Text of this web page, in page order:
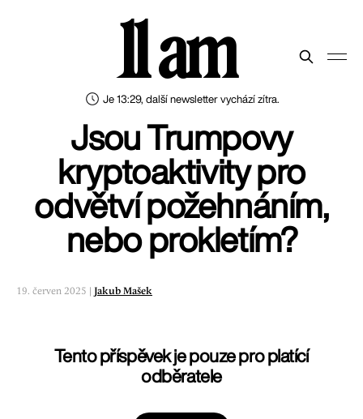
Je 13:29, další newsletter vychází zítra.
11 am
Jsou Trumpovy
kryptoaktivity pro
odvětví požehnáním,
nebo prokletím?
19. červen 2025 | Jakub Mašek
Tento příspěvek je pouze pro platící
odběratele